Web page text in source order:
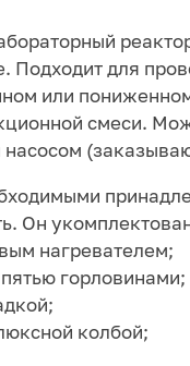
Подходит для
или
смеси.
Он
нагревателем;
горловинами;
колбой;